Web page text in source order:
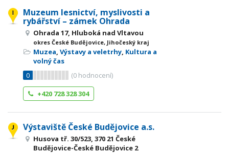
Muzeum lesnictví, myslivosti a
rybářství – zámek Ohrada
Ohrada 17, Hluboká nad Vltavou
okres České Budějovice, Jihočeský kraj
Muzea, Výstavy a veletrhy, Kultura a
volný čas
0
(0 hodnocení)
+420 728 328 304
Výstaviště České Budějovice a.s.
Husova tř. 30/523, 370 21 České
Budějovice-České Budějovice 2